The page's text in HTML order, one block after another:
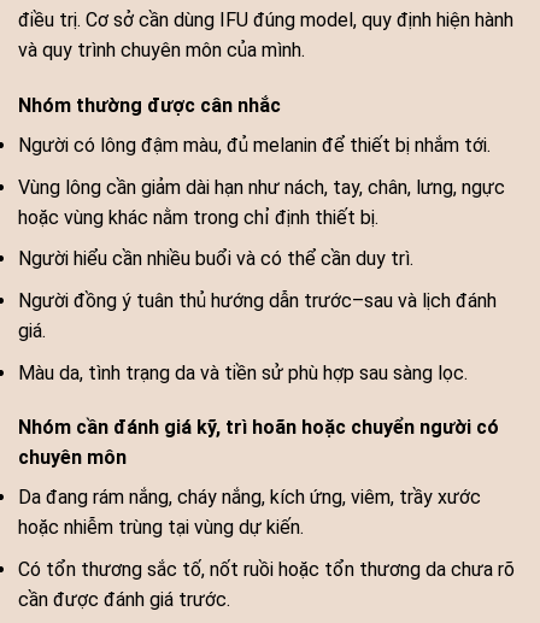
điều trị. Cơ sở cần dùng IFU đúng model, quy định hiện hành
và quy trình chuyên môn của mình.
Nhóm thường được cân nhắc
Người có lông đậm màu, đủ melanin để thiết bị nhắm tới.
Vùng lông cần giảm dài hạn như nách, tay, chân, lưng, ngực
hoặc vùng khác nằm trong chỉ định thiết bị.
Người hiểu cần nhiều buổi và có thể cần duy trì.
Người đồng ý tuân thủ hướng dẫn trước–sau và lịch đánh
giá.
Màu da, tình trạng da và tiền sử phù hợp sau sàng lọc.
Nhóm cần đánh giá kỹ, trì hoãn hoặc chuyển người có
chuyên môn
Da đang rám nắng, cháy nắng, kích ứng, viêm, trầy xước
hoặc nhiễm trùng tại vùng dự kiến.
Có tổn thương sắc tố, nốt ruồi hoặc tổn thương da chưa rõ
cần được đánh giá trước.